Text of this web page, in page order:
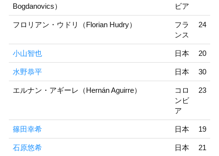
Bogdanovics）
ビア
フロリアン・ウドリ（Florian Hudry）
フラ
ンス
24
小山智也 日本 20
水野恭平 日本 30
エルナン・アギーレ（Hernán Aguirre）
コロ
ンビ
ア
23
篠田幸希 日本 19
石原悠希 日本 21